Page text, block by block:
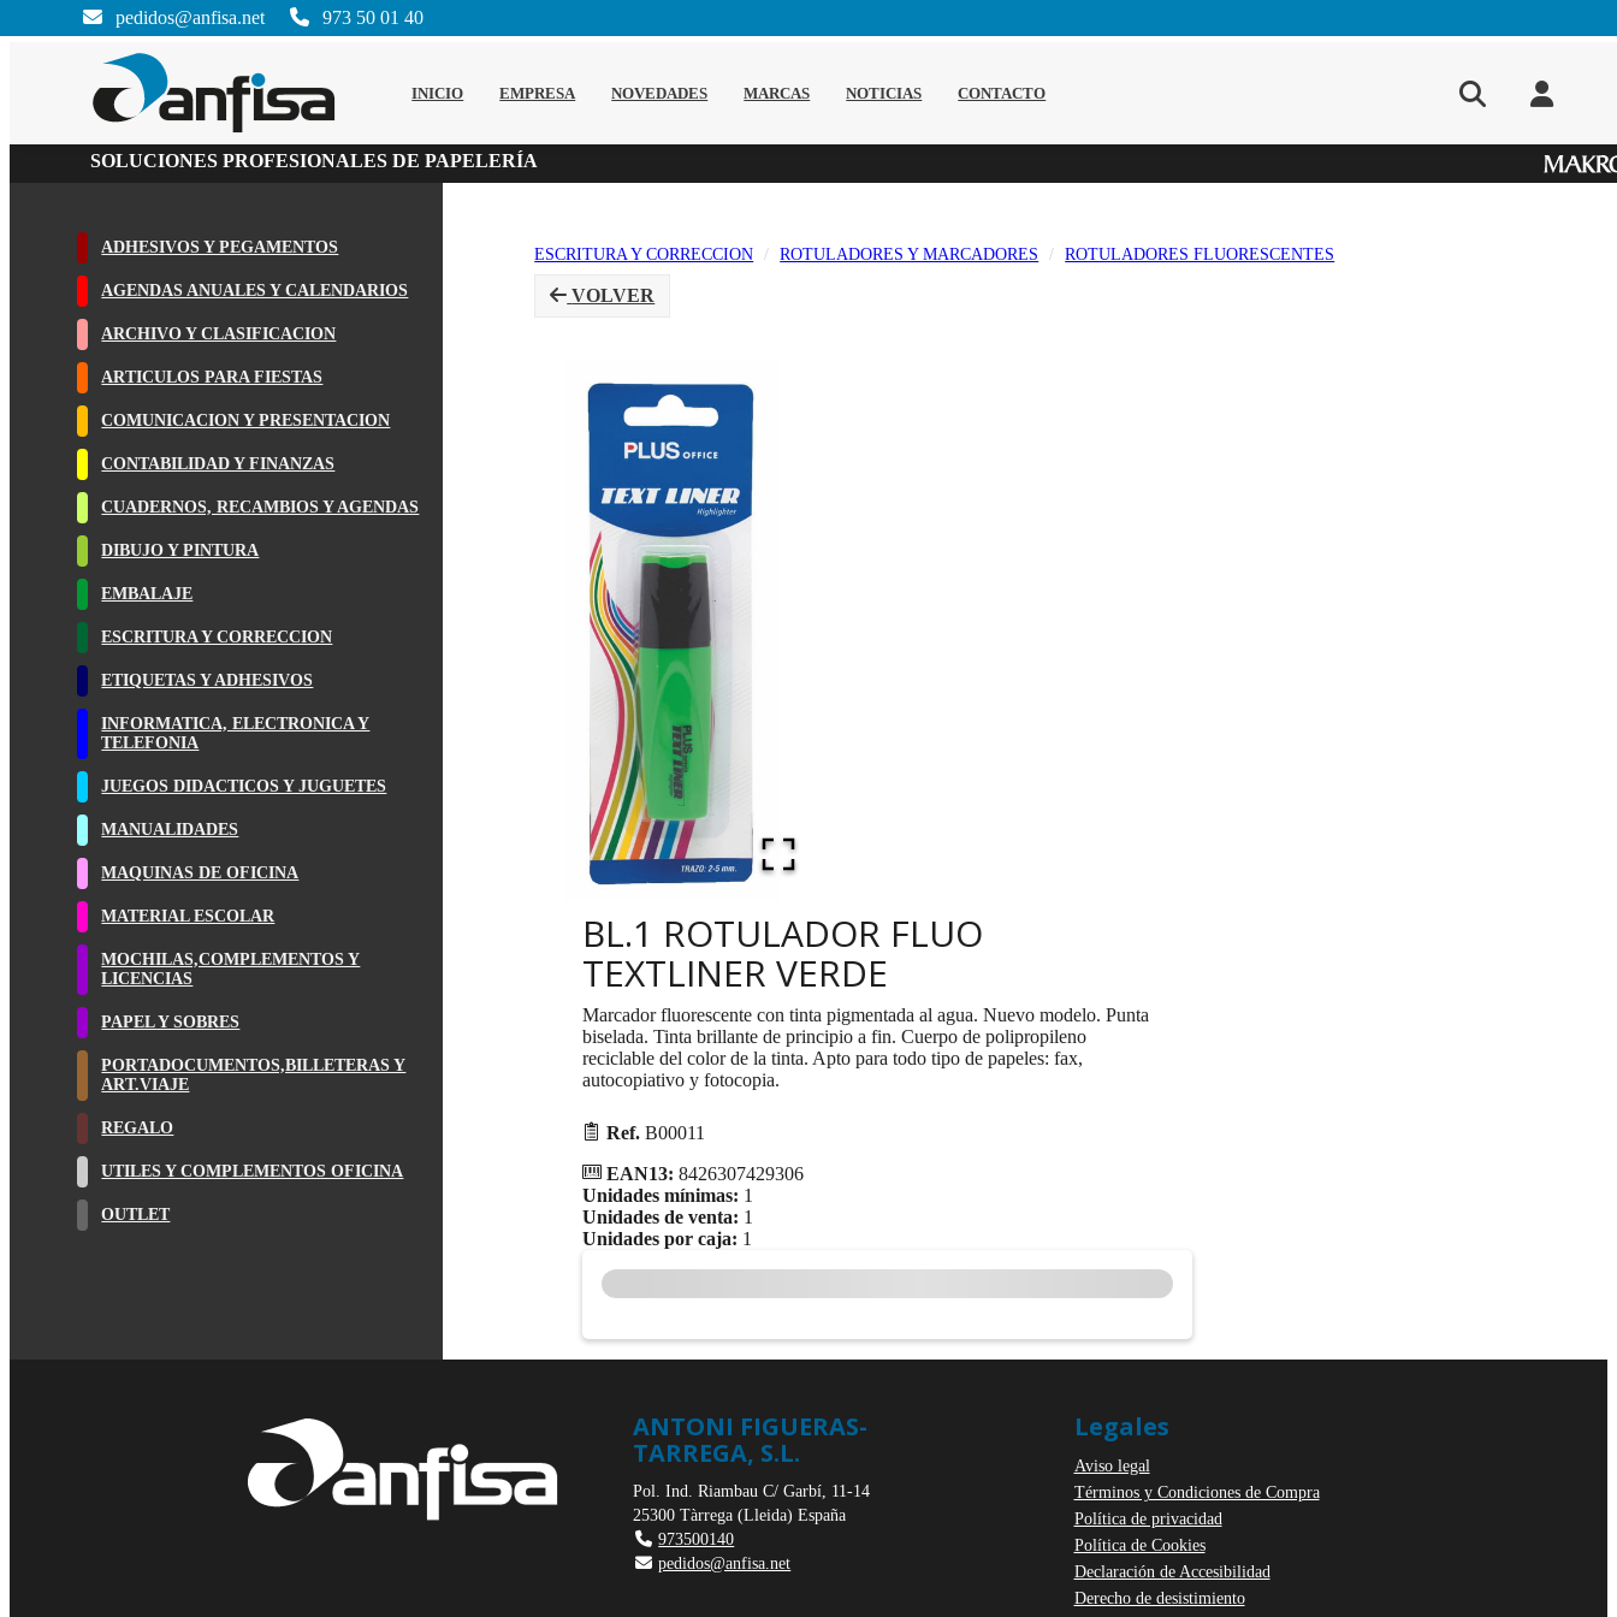
INICIO EMPRESA NOVEDADES MARCAS NOTICIAS CONTACTO
SOLUCIONES PROFESIONALES DE PAPELERÍA
pedidos@anfisa.net 973 50 01 40
ADHESIVOS Y PEGAMENTOS
AGENDAS ANUALES Y CALENDARIOS
ARCHIVO Y CLASIFICACION
ARTICULOS PARA FIESTAS
COMUNICACION Y PRESENTACION
CONTABILIDAD Y FINANZAS
CUADERNOS, RECAMBIOS Y AGENDAS
DIBUJO Y PINTURA
EMBALAJE
ESCRITURA Y CORRECCION
ETIQUETAS Y ADHESIVOS
INFORMATICA, ELECTRONICA Y
TELEFONIA
JUEGOS DIDACTICOS Y JUGUETES
MANUALIDADES
MAQUINAS DE OFICINA
MATERIAL ESCOLAR
MOCHILAS,COMPLEMENTOS Y
LICENCIAS
PAPEL Y SOBRES
PORTADOCUMENTOS,BILLETERAS Y
ART.VIAJE
REGALO
UTILES Y COMPLEMENTOS OFICINA
OUTLET
ESCRITURA Y CORRECCION ROTULADORES Y MARCADORES ROTULADORES FLUORESCENTES
VOLVER
BL.1 ROTULADOR FLUO
TEXTLINER VERDE
Marcador fluorescente con tinta pigmentada al agua. Nuevo modelo. Punta
biselada. Tinta brillante de principio a fin. Cuerpo de polipropileno
reciclable del color de la tinta. Apto para todo tipo de papeles: fax,
autocopiativo y fotocopia.
Ref. B00011
EAN13: 8426307429306
Unidades mínimas: 1
Unidades de venta: 1
Unidades por caja: 1
ANTONI FIGUERAS-
TARREGA, S.L.
Pol. Ind. Riambau C/ Garbí, 11-14
25300 Tàrrega(Lleida) España
973500140
pedidos@anfisa.net
Legales
Aviso legal
Términos y Condiciones de Compra
Política de privacidad
Política de Cookies
Declaración de Accesibilidad
Derecho de desistimiento